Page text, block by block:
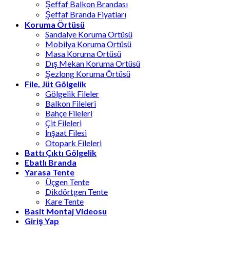
Şeffaf Balkon Brandası
Şeffaf Branda Fiyatları
Koruma Örtüsü
Sandalye Koruma Ortüsü
Mobilya Koruma Ortüsü
Masa Koruma Ortüsü
Dış Mekan Koruma Ortüsü
Şezlong Koruma Örtüsü
File, Jüt Gölgelik
Gölgelik Fileler
Balkon Fileleri
Bahçe Fileleri
Çit Fileleri
İnşaat Filesi
Otopark Fileleri
Battı Çıktı Gölgelik
Ebatlı Branda
Yarasa Tente
Üçgen Tente
Dikdörtgen Tente
Kare Tente
Basit Montaj Videosu
Giriş Yap